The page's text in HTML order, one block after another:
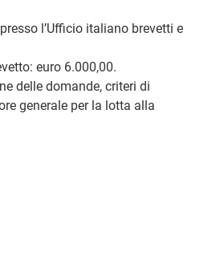
l’Ufficio italiano brevetti e
euro 6.000,00.
delle domande, criteri di
generale per la lotta alla